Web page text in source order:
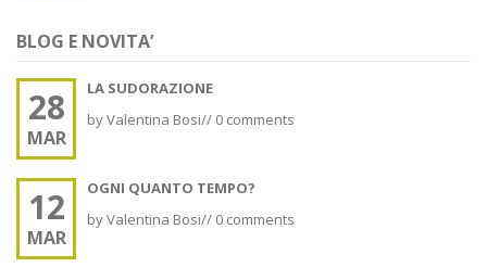
BLOG E NOVITA’
28
MAR
LA SUDORAZIONE
byValentina Bosi// 0 comments
12
MAR
OGNI QUANTO TEMPO?
byValentina Bosi// 0 comments